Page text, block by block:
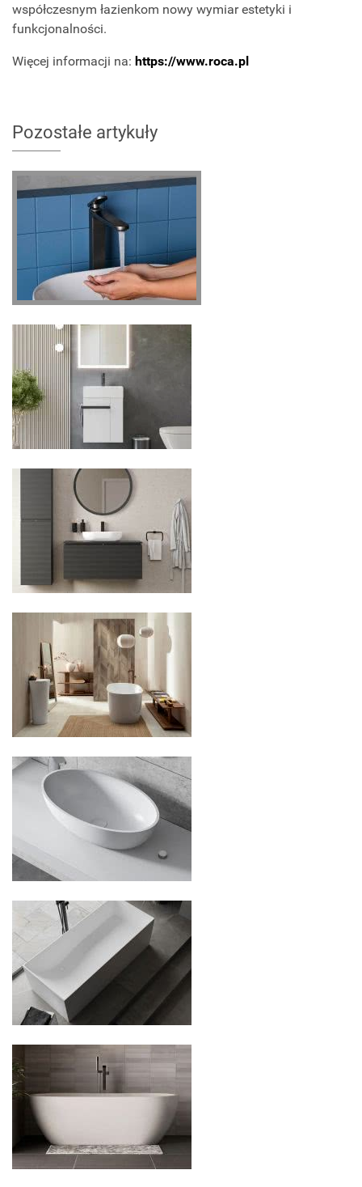
współczesnym łazienkom nowy wymiar estetyki i
funkcjonalności.
Więcej informacji na: https://www.roca.pl
Pozostałe artykuły